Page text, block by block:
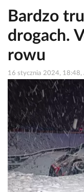
Bardzo
drogach.
rowu
16 stycznia 2024, 18:48,